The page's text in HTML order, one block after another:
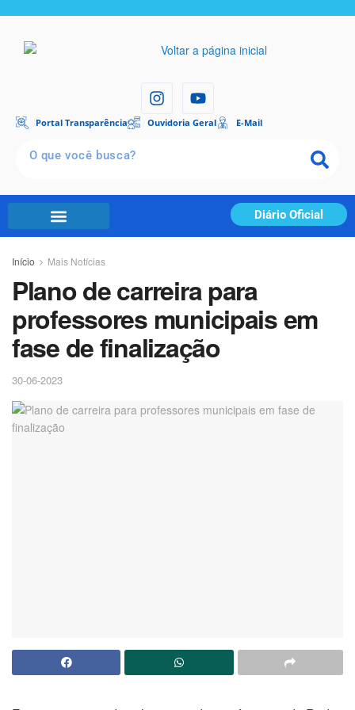
Portal Transparência Ouvidoria Geral E-Mail
Diário Oficial
Início Mais Notícias
Plano de carreira para
professores municipais em
fase de finalização
30-06-2023